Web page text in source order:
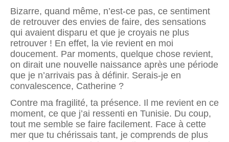
Bizarre, quand même, n’est-ce pas, ce sentiment
de retrouver des envies de faire, des sensations
qui avaient disparu et que je croyais ne plus
retrouver ! En effet, la vie revient en moi
doucement. Par moments, quelque chose revient,
on dirait une nouvelle naissance après une période
que je n’arrivais pas à définir. Serais-je en
convalescence, Catherine ?
Contre ma fragilité, ta présence. Il me revient en ce
moment, ce que j’ai ressenti en Tunisie. Du coup,
tout me semble se faire facilement. Face à cette
mer que tu chérissais tant, je comprends de plus